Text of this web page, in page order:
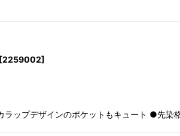
[2259002]
ラップデザインのポケットもキュート ●